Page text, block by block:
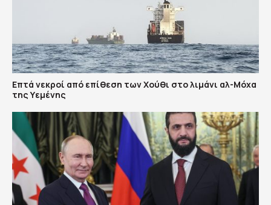
Επτά νεκροί από επίθεση των Χούθι στο λιμάνι αλ-Μόχα
της Υεμένης